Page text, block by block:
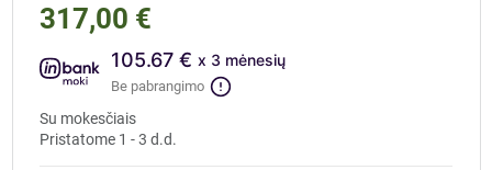
317,00 €
105.67 € x 3 mėnesių
Be pabrangimo
Su mokesčiais
Pristatome 1 - 3 d.d.